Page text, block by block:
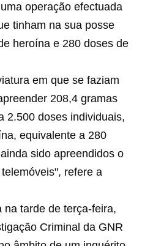
operação efectuada
tinham na sua posse
heroína e 280 doses de
em que se faziam
208,4 gramas
2.500 doses individuais,
equivalente a 280
sido apreendidos o
refere a
na tarde de terça-feira,
Criminal da GNR